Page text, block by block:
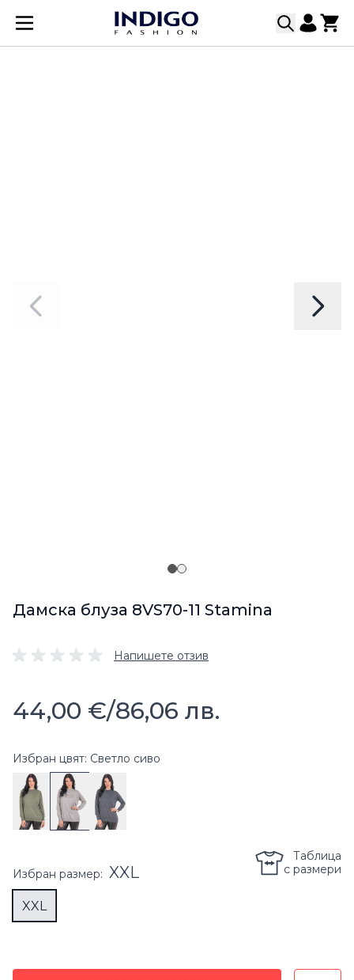
Прескачане към съдържанието
Дамска блуза 8VS70-11 Stamina
Напишете отзив
44,00 €/86,06 лв.
Избран цвят: Светло сиво
Избран размер: XXL
XXL
Таблица
с размери